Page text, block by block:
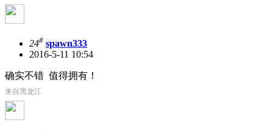
24# spawn333
2016-5-11 10:54
确实不错 值得拥有！
来自黑龙江